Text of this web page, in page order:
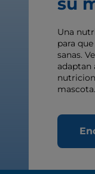
Una
para
sanas.
adaptan
mascota.